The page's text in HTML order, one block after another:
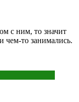
с ним, то значит
чем-то занимались.